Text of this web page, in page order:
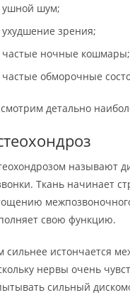
ушной шум;
ухудшение зрения;
частые ночные кошмары;
частые обморочные
детально
называют
Ткань начинает
свою функцию.
сильнее истончается
нервы очень
сильный